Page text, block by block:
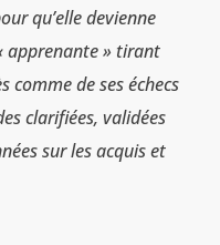
qu’elle devienne
apprenante » tirant
comme de ses échecs
clarifiées, validées
sur les acquis et